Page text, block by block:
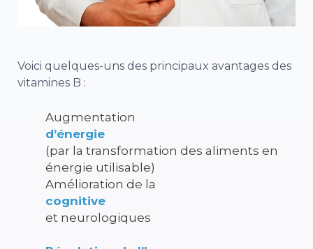
Voici quelques-uns des principaux avantages des
vitamines B :
Augmentation
d’énergie
(par la transformation des aliments en
énergie utilisable)
Amélioration de la
cognitive
et neurologiques